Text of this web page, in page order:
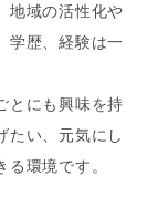
地域の活性化や
学歴、経験は一
とにも興味を持
たい、元気にし
環境です。